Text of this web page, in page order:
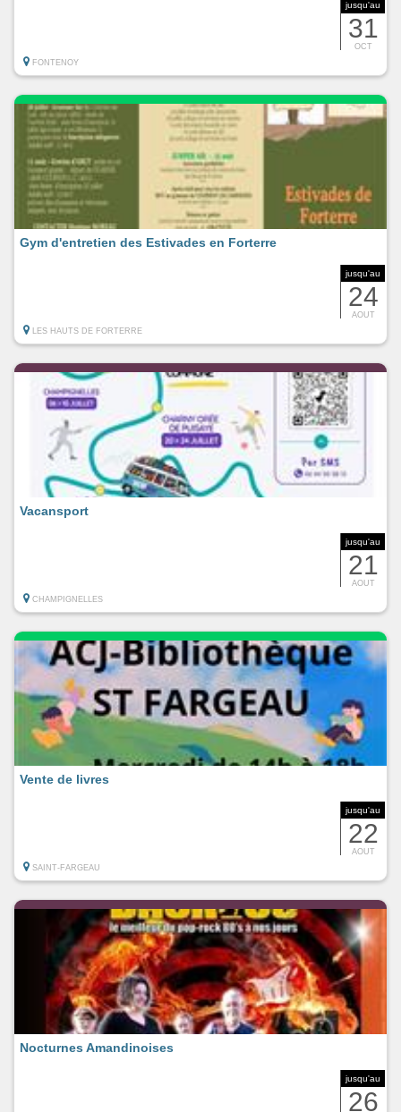
jusqu'au
31
OCT
FONTENOY
jusqu'au
24
AOUT
Gym d'entretien des Estivades en Forterre
LES HAUTS DE FORTERRE
jusqu'au
21
AOUT
Vacansport
CHAMPIGNELLES
jusqu'au
22
AOUT
Vente de livres
SAINT-FARGEAU
jusqu'au
26
Nocturnes Amandinoises